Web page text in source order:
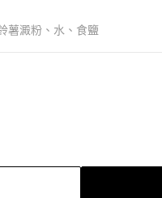
薯澱粉、水、食鹽